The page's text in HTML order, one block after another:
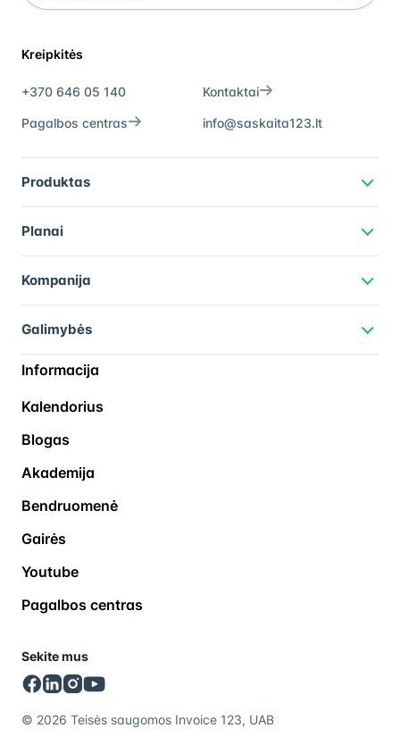
Kreipkitės
+370 646 05 140
info@saskaita123.lt
Kontaktai
Pagalbos centras
Produktas
Planai
Kompanija
Galimybės
Informacija
Kalendorius
Blogas
Akademija
Bendruomenė
Gairės
Youtube
Pagalbos centras
Sekite mus
© 2026 Teisės saugomos Invoice 123, UAB